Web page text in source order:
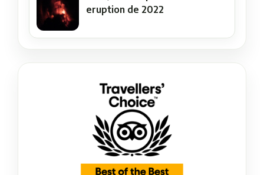
eruption de 2022